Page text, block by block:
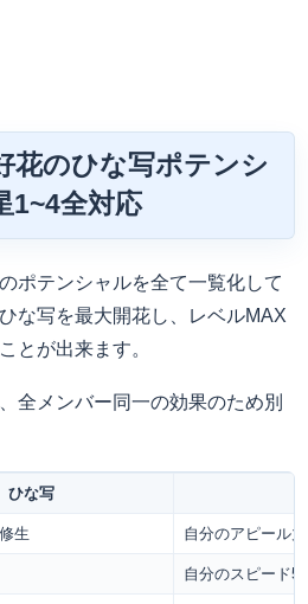
花のひな写ポテンシ
1~4全対応
ポテンシャルを全て一覧化して
な写を最大開花し、レベルMAX
とが出来ます。
全メンバー同一の効果のため別
ひな写
生 自分のアピール
自分のスピード